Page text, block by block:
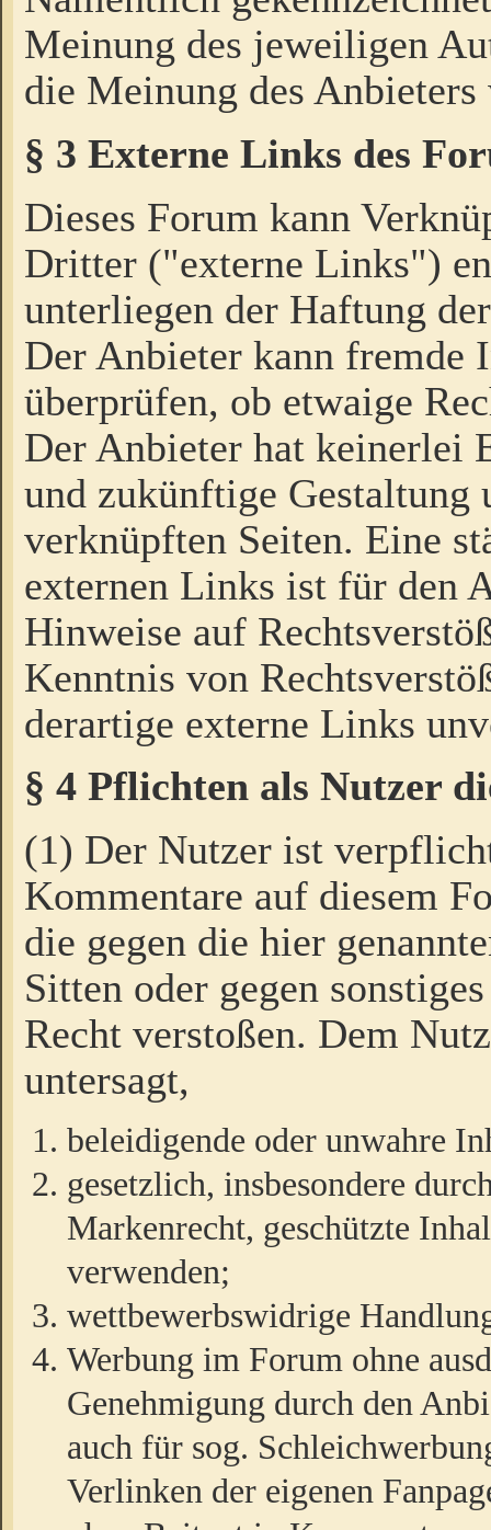
Meinung des jeweiligen
die Meinung des Anbieters
§ 3 Externe Links des
Dieses Forum kann
Dritter ("externe Links")
unterliegen der Haftung
Der Anbieter kann fremde
überprüfen, ob etwaige
Der Anbieter hat keinerlei
und zukünftige Gestaltung
verknüpften Seiten. Eine
externen Links ist für den
Hinweise auf
Kenntnis von
derartige externe Links
§ 4 Pflichten als Nutzer
(1) Der Nutzer ist
Kommentare auf diesem
die gegen die hier
Sitten oder gegen
Recht verstoßen. Dem
untersagt,
beleidigende oder unwahre
gesetzlich, insbesondere
Markenrecht, geschützte
verwenden;
wettbewerbswidrige
Werbung im Forum ohne
Genehmigung durch den
auch für sog.
Verlinken der eigenen